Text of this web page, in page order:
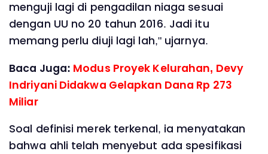
menguji lagi di pengadilan niaga sesuai
dengan UU no 20 tahun 2016. Jadi itu
memang perlu diuji lagi lah," ujarnya.
Baca Juga: Modus Proyek Kelurahan, Devy
Indriyani Didakwa Gelapkan Dana Rp 273
Miliar
Soal definisi merek terkenal, ia menyatakan
bahwa ahli telah menyebut ada spesifikasi